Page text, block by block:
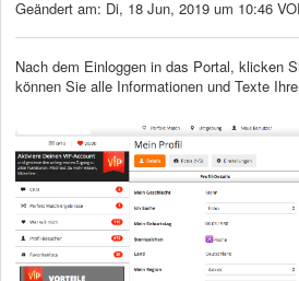
Geändert am: Di, 18 Jun, 2019 um 10:46
Nach dem Einloggen in das Portal, klicken
können Sie alle Informationen und Texte